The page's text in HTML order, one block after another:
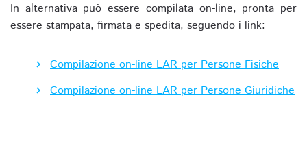
In alternativa può essere compilata on-line, pronta per
essere stampata, firmata e spedita, seguendo i link:
Compilazione on-line LAR per Persone Fisiche
Compilazione on-line LAR per Persone Giuridiche